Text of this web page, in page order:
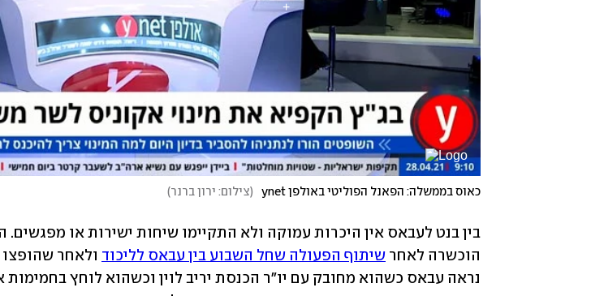
כאוס בממשלה: הפאנל הפוליטי באולפן ynet (צילום: ירון ברנר)
הוכשרה לאחר שיתוף הפעולה שחל השבוע בין עבאס לליכוד